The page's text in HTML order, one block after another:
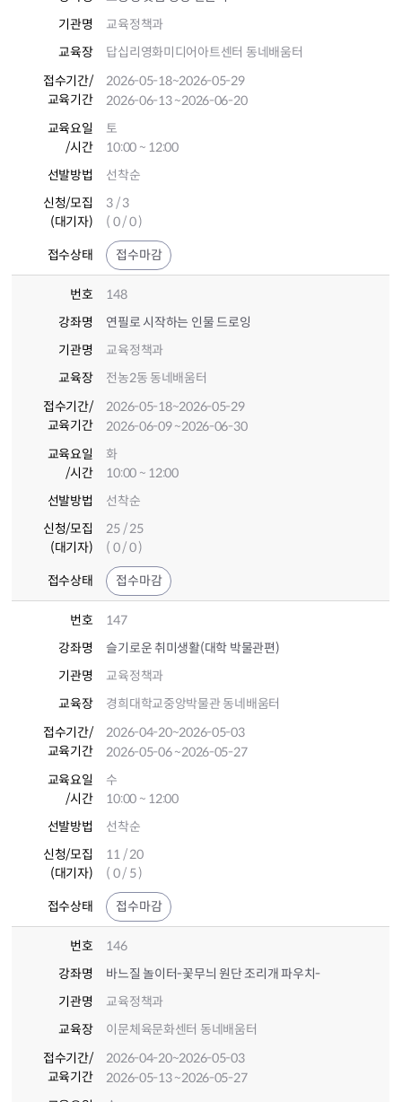
기관명
교육정책과
교육장
답십리영화미디어아트센터 동네배움터
접수기간/
교육기간
2026-05-18~2026-05-29
2026-06-13~2026-06-20
교육요일
/시간
토
10:00 ~ 12:00
선발방법
선착순
신청/모집
(대기자)
3 / 3
( 0 / 0 )
접수상태 접수마감
번호
148
강좌명
연필로 시작하는 인물 드로잉
기관명
교육정책과
교육장
전농2동 동네배움터
접수기간/
교육기간
2026-05-18~2026-05-29
2026-06-09~2026-06-30
교육요일
/시간
화
10:00 ~ 12:00
선발방법
선착순
신청/모집
(대기자)
25 / 25
( 0 / 0 )
접수상태 접수마감
번호
147
강좌명
슬기로운 취미생활(대학 박물관편)
기관명
교육정책과
교육장
경희대학교중앙박물관 동네배움터
접수기간/
교육기간
2026-04-20~2026-05-03
2026-05-06~2026-05-27
교육요일
/시간
수
10:00 ~ 12:00
선발방법
선착순
신청/모집
(대기자)
11 / 20
( 0 / 5 )
접수상태 접수마감
번호
146
강좌명
바느질 놀이터-꽃무늬 원단 조리개 파우치-
기관명
교육정책과
교육장
이문체육문화센터 동네배움터
접수기간/
교육기간
2026-04-20~2026-05-03
2026-05-13~2026-05-27